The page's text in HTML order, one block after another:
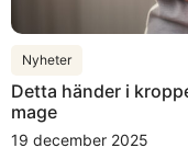
Nyheter
Detta händer i
mage
19 december 2025